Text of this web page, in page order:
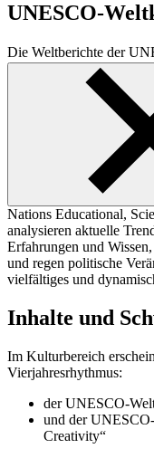
UNESCO-
Die Weltberichte der
Nations Educational,
analysieren aktuelle
Erfahrungen und
und regen politische
vielfältiges und
Inhalte und
Im Kulturbereich
Vierjahresrhythmus:
der UNESCO-
und der
Creativity“